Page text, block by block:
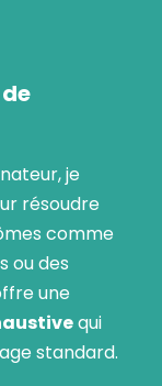
je
résoudre
comme
ou des
une
qui
standard.